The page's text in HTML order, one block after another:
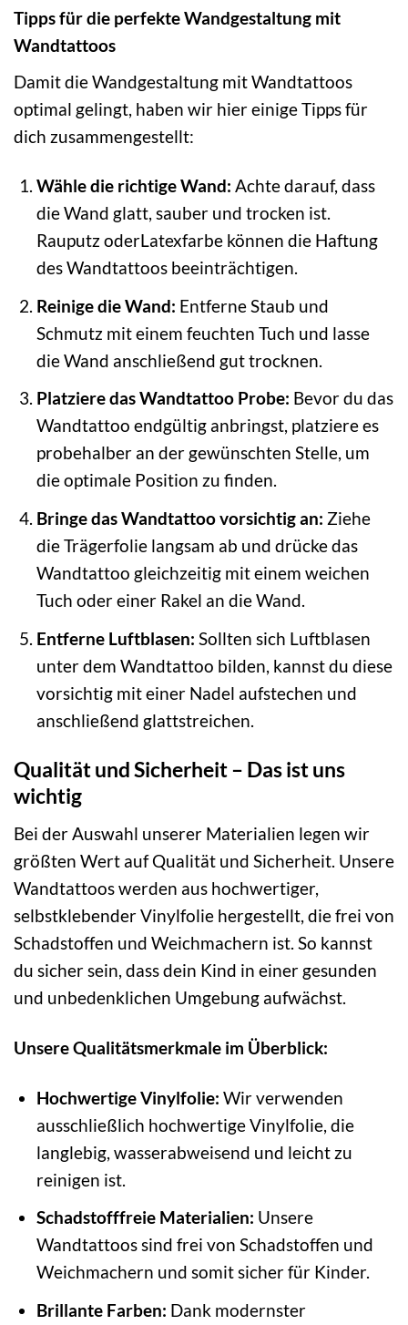
Tipps für die perfekte Wandgestaltung mit
Wandtattoos
Damit die Wandgestaltung mit Wandtattoos
optimal gelingt, haben wir hier einige Tipps für
dich zusammengestellt:
Wähle die richtige Wand: Achte darauf, dass
die Wand glatt, sauber und trocken ist.
Rauputz oderLatexfarbe können die Haftung
des Wandtattoos beeinträchtigen.
Reinige die Wand: Entferne Staub und
Schmutz mit einem feuchten Tuch und lasse
die Wand anschließend gut trocknen.
Platziere das Wandtattoo Probe: Bevor du das
Wandtattoo endgültig anbringst, platziere es
probehalber an der gewünschten Stelle, um
die optimale Position zu finden.
Bringe das Wandtattoo vorsichtig an: Ziehe
die Trägerfolie langsam ab und drücke das
Wandtattoo gleichzeitig mit einem weichen
Tuch oder einer Rakel an die Wand.
Entferne Luftblasen: Sollten sich Luftblasen
unter dem Wandtattoo bilden, kannst du diese
vorsichtig mit einer Nadel aufstechen und
anschließend glattstreichen.
Qualität und Sicherheit – Das ist uns
wichtig
Bei der Auswahl unserer Materialien legen wir
größten Wert auf Qualität und Sicherheit. Unsere
Wandtattoos werden aus hochwertiger,
selbstklebender Vinylfolie hergestellt, die frei von
Schadstoffen und Weichmachern ist. So kannst
du sicher sein, dass dein Kind in einer gesunden
und unbedenklichen Umgebung aufwächst.
Unsere Qualitätsmerkmale im Überblick:
Hochwertige Vinylfolie: Wir verwenden
ausschließlich hochwertige Vinylfolie, die
langlebig, wasserabweisend und leicht zu
reinigen ist.
Schadstofffreie Materialien: Unsere
Wandtattoos sind frei von Schadstoffen und
Weichmachern und somit sicher für Kinder.
Brillante Farben: Dank modernster